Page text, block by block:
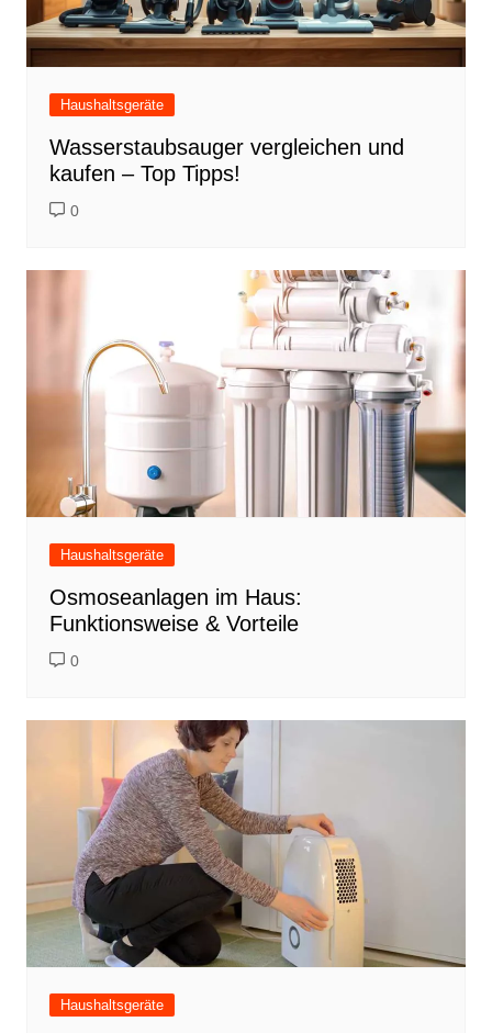
Haushaltsgeräte
Wasserstaubsauger vergleichen und
kaufen – Top Tipps!
0
Haushaltsgeräte
Osmoseanlagen im Haus:
Funktionsweise & Vorteile
0
Haushaltsgeräte